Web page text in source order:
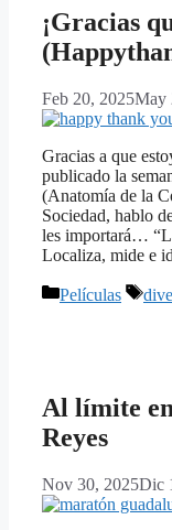
¡Gracias
Feb 20, 2025May
Gracias a que
publicado la
(Anatomía de la
Sociedad, hablo
les importará…
Localiza, mide e
Categorías
Películas
Al límite
Reyes
Nov 30, 2025Dic